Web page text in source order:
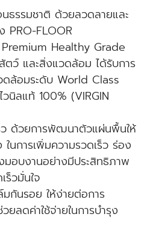
ธรรมชาติ ด้วยลวดลายและ
PRO-FLOOR
Premium Healthy Grade
ว์ และสิ่งแวดล้อม ได้รับการ
ล้อมระดับ World Class
นิลแท้ 100% (VIRGIN
ว ด้วยการพัฒนาตัวแผ่นพื้นให้
นการเพิ่มความรวดเร็ว ร่อง
อบงานอย่างมีประสิทธิภาพ
ร็วมั่นใจ
กันรอย ให้ง่ายต่อการ
ยลดค่าใช้จ่ายในการบำรุง